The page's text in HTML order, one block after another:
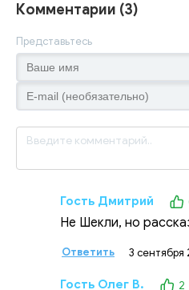
Комментарии (3)
Представьтесь
Гость Дмитрий
Не Шекли, но
Ответить 3 сентября
Гость Олег В. 2